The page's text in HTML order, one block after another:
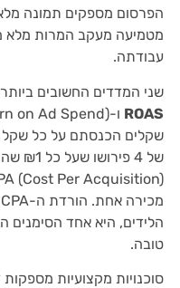
הפרסום מספקים תמונה
מטמיעה מעקב המרות מלא
עבודתה.
שני המדדים החשובים
ROAS ו-
הלידים, היא אחד הסימנים
טובה.
סוכנויות מקצועיות מספקות